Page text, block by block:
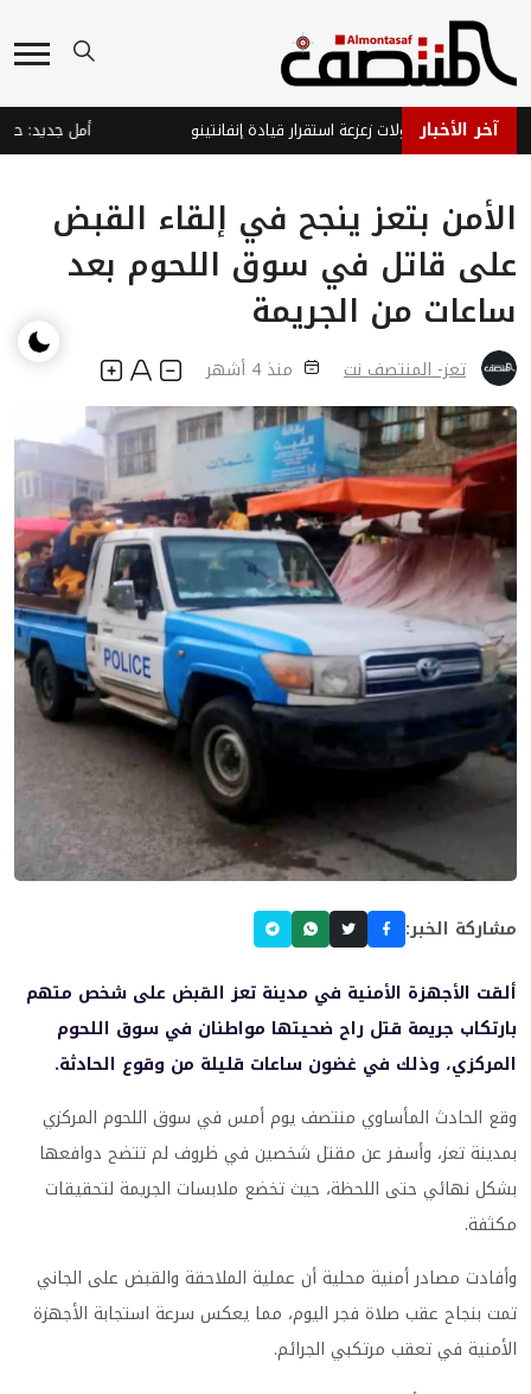
آخر الأخبار
يتصدى لمحاولات زعزعة استقرار قيادة إنفانتينو
الأمن بتعز ينجح في إلقاء القبض
على قاتل في سوق اللحوم بعد
ساعات من الجريمة
تعز- المنتصف نت منذ 4 أشهر
مشاركة الخبر:
ألقت الأجهزة الأمنية في مدينة تعز القبض على شخص متهم
بارتكاب جريمة قتل راح ضحيتها مواطنان في سوق اللحوم
المركزي، وذلك في غضون ساعات قليلة من وقوع الحادثة.
وقع الحادث المأساوي منتصف يوم أمس في سوق اللحوم المركزي
بمدينة تعز، وأسفر عن مقتل شخصين في ظروف لم تتضح دوافعها
بشكل نهائي حتى اللحظة، حيث تخضع ملابسات الجريمة لتحقيقات
مكثفة.
وأفادت مصادر أمنية محلية أن عملية الملاحقة والقبض على الجاني
تمت بنجاح عقب صلاة فجر اليوم، مما يعكس سرعة استجابة الأجهزة
الأمنية في تعقب مرتكبي الجرائم.